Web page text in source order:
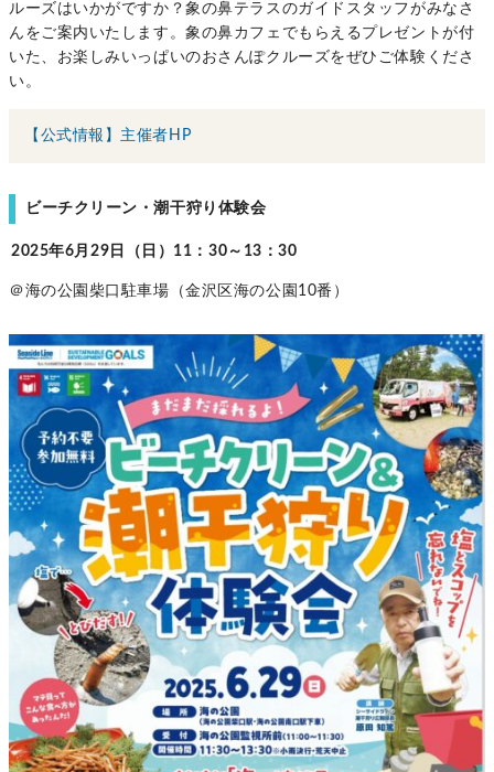
ルーズはいかがですか？象の鼻テラスのガイドスタッフがみなさ
んをご案内いたします。象の鼻カフェでもらえるプレゼントが付
いた、お楽しみいっぱいのおさんぽクルーズをぜひご体験くださ
い。
【公式情報】主催者HP
ビーチクリーン・潮干狩り体験会
2025年6月29日（日）11：30～13：30
＠海の公園柴口駐車場（金沢区海の公園10番）